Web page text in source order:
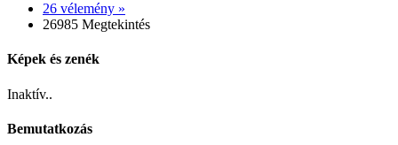
26 vélemény »
26985 Megtekintés
Képek és zenék
Inaktív..
Bemutatkozás